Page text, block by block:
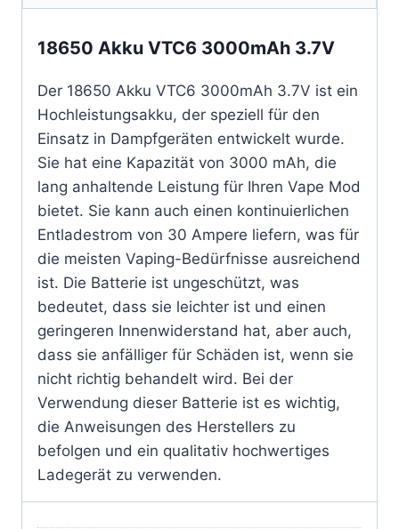
18650 Akku VTC6 3000mAh 3.7V
Der 18650 Akku VTC6 3000mAh 3.7V ist ein
Hochleistungsakku, der speziell für den
Einsatz in Dampfgeräten entwickelt wurde.
Sie hat eine Kapazität von 3000 mAh, die
lang anhaltende Leistung für Ihren Vape Mod
bietet. Sie kann auch einen kontinuierlichen
Entladestrom von 30 Ampere liefern, was für
die meisten Vaping-Bedürfnisse ausreichend
ist. Die Batterie ist ungeschützt, was
bedeutet, dass sie leichter ist und einen
geringeren Innenwiderstand hat, aber auch,
dass sie anfälliger für Schäden ist, wenn sie
nicht richtig behandelt wird. Bei der
Verwendung dieser Batterie ist es wichtig,
die Anweisungen des Herstellers zu
befolgen und ein qualitativ hochwertiges
Ladegerät zu verwenden.